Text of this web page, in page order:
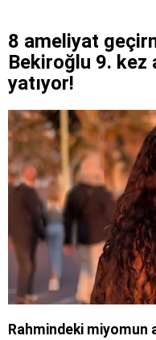
8 ameliyat
Bekiroğlu 9. kez
yatıyor!
Rahmindeki miyomun